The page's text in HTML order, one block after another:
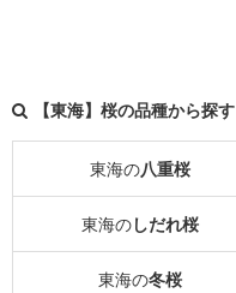
【東海】桜の品種から探す
東海の八重桜
東海のしだれ桜
東海の冬桜